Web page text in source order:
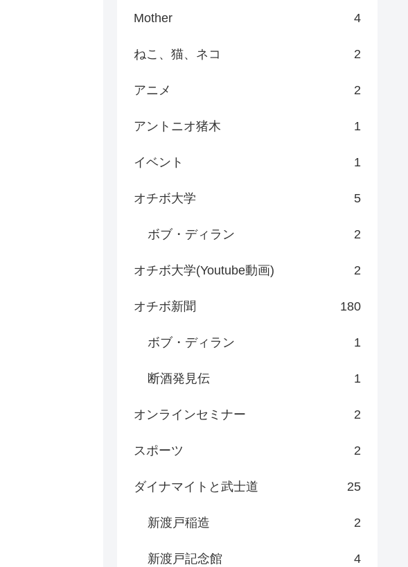
Mother 4
ねこ、猫、ネコ 2
アニメ 2
アントニオ猪木 1
イベント 1
オチボ大学 5
ボブ・ディラン 2
オチボ大学(Youtube動画) 2
オチボ新聞 180
ボブ・ディラン 1
断酒発見伝 1
オンラインセミナー 2
スポーツ 2
ダイナマイトと武士道 25
新渡戸稲造 2
新渡戸記念館 4